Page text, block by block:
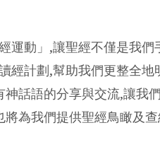
運動」,讓聖經不僅是我們
經計劃,幫助我們更整全地
話語的分享與交流,讓我
為我們提供聖經鳥瞰及